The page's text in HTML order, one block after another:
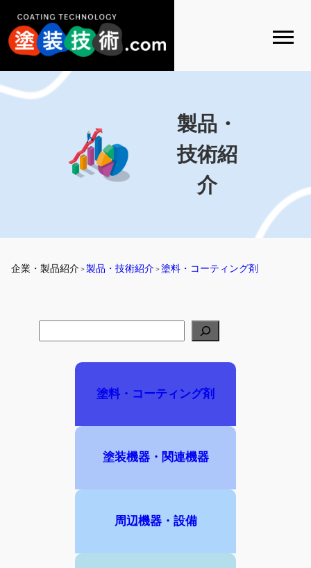
を
ッ
製品・
技術紹
介
企業・製品紹介＞製品・技術紹介＞塗料・コーティング剤
塗料・コーティング剤
塗装機器・関連機器
周辺機器・設備